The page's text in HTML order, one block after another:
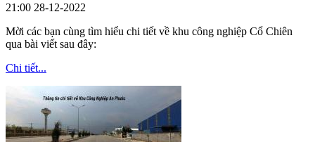
21:00 28-12-2022
Mời các bạn cùng tìm hiểu chi tiết về khu công nghiệp Cổ Chiên
qua bài viết sau đây:
Chi tiết...